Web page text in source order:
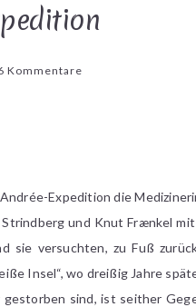
Kommentare
Expedition die
und Knut Frænkel
sie versuchten, zu Fuß
Insel“, wo dreißig Jahre
sind, ist seither